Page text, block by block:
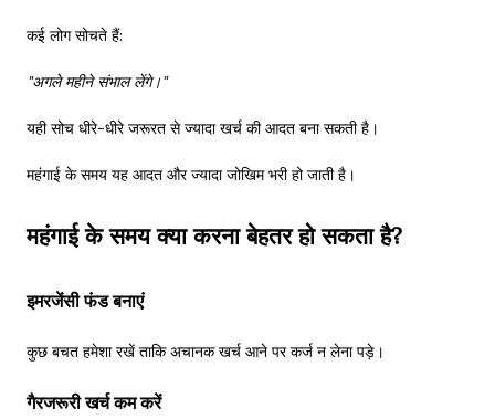
कई लोग सोचते हैं:
"अगले महीने संभाल लेंगे।"
यही सोच धीरे-धीरे जरूरत से ज्यादा खर्च की आदत बना सकती है।
महंगाई के समय यह आदत और ज्यादा जोखिम भरी हो जाती है।
महंगाई के समय क्या करना बेहतर हो सकता है?
इमरजेंसी फंड बनाएं
कुछ बचत हमेशा रखें ताकि अचानक खर्च आने पर कर्ज न लेना पड़े।
गैरजरूरी खर्च कम करें